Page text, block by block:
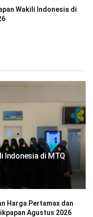
Wakili Indonesia di
Indonesia di MTQ
Harga Pertamax dan
Agustus 2026